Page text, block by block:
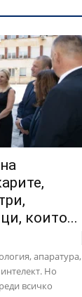
които...
апаратура,
Но
всичко